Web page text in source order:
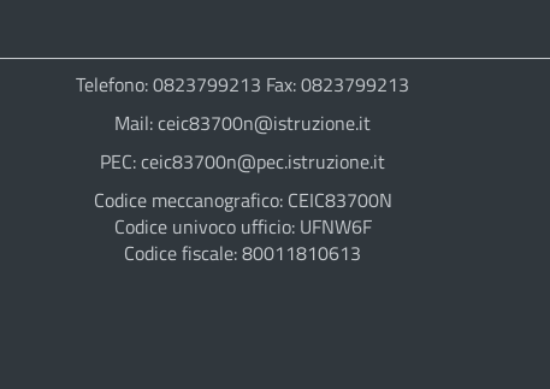
Telefono: 0823799213 Fax: 0823799213
Mail: ceic83700n@istruzione.it
PEC: ceic83700n@pec.istruzione.it
Codice meccanografico: CEIC83700N
Codice univoco ufficio: UFNW6F
Codice fiscale: 80011810613